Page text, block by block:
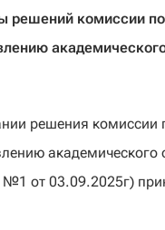
решений комиссии по
решения комиссии
академического
№1 от 03.09.2025г)